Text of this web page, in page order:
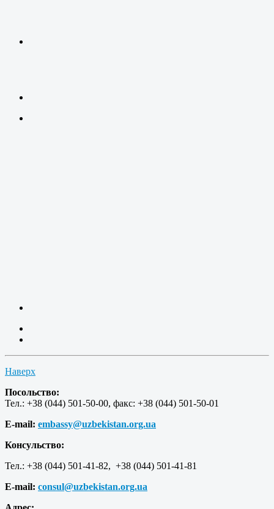
Наверх
Посольство:
Тел.: +38 (044) 501-50-00, факс: +38 (044) 501-50-01
E-mail: embassy@uzbekistan.org.ua
Консульство:
Тел.: +38 (044) 501-41-82, +38 (044) 501-41-81
E-mail: consul@uzbekistan.org.ua